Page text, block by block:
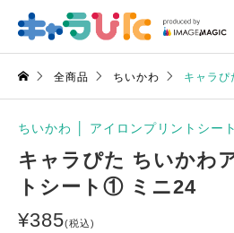
全商品 ちいかわ キャラ
ちいかわ アイロンプリントシート
キャラぴた ちいかわ
トシート① ミニ24
¥385(税込)